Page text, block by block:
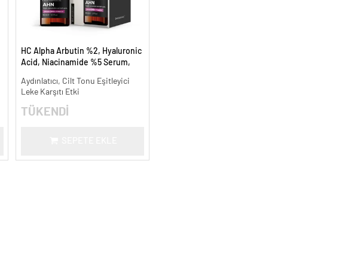
HC Alpha Arbutin %2, Hyaluronic
Acid, Niacinamide %5 Serum,
Aydınlatıcı, Cilt Tonu Eşitleyici
Leke Karşıtı Etki
TÜKENDİ